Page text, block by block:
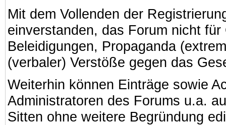
Mit dem Vollenden der
einverstanden, das Forum nicht
Beleidigungen, Propaganda
(verbaler) Verstöße gegen das
Weiterhin können Einträge sowie
Administratoren des Forums u.a.
Sitten ohne weitere Begründung